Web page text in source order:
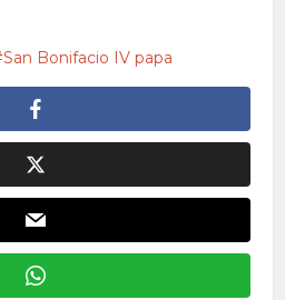
San Bonifacio IV papa